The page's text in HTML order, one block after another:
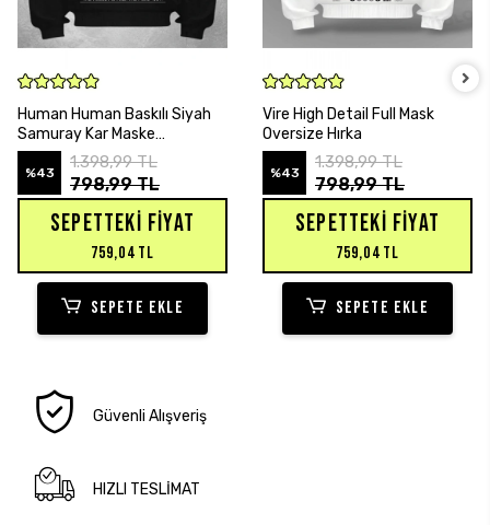
Human Human Baskılı Siyah
Samuray Kar Maske
Sweatshirt Hırka
%43
1.398,99 TL
798,99 TL
SEPETTEKI FIYAT
759,04 TL
SEPETE EKLE
Vire High Detail Full Mask
Oversize Hırka
%43
1.398,99 TL
798,99 TL
SEPETTEKI FIYAT
759,04 TL
SEPETE EKLE
Güvenli Alışveriş
HIZLI TESLİMAT